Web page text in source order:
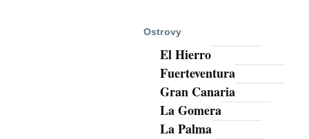
Ostrovy
El Hierro
Fuerteventura
Gran Canaria
La Gomera
La Palma